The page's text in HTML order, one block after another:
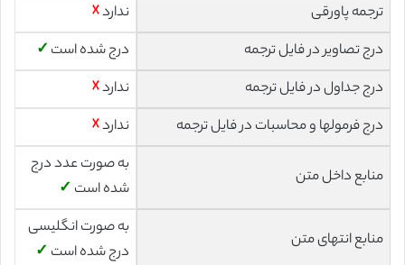
ترجمه پاورقی
ندارد☓
درج تصاویر در فایل ترجمه
درج شده است ✓
درج جداول در فایل ترجمه
ندارد☓
درج فرمولها و محاسبات در فایل ترجمه
ندارد☓
منابع داخل متن
به صورت عدد درج
شده است ✓
منابع انتهای متن
به صورت انگلیسی
درج شده است ✓